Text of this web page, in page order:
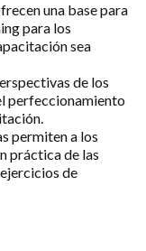
una base para
para los
sea
de los
perfeccionamiento
permiten a los
práctica de las
de